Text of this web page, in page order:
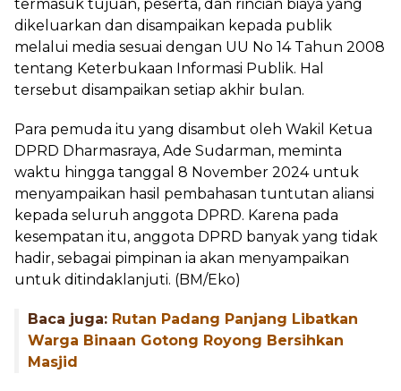
termasuk tujuan, peserta, dan rincian biaya yang
dikeluarkan dan disampaikan kepada publik
melalui media sesuai dengan UU No 14 Tahun 2008
tentang Keterbukaan Informasi Publik. Hal
tersebut disampaikan setiap akhir bulan.
Para pemuda itu yang disambut oleh Wakil Ketua
DPRD Dharmasraya, Ade Sudarman, meminta
waktu hingga tanggal 8 November 2024 untuk
menyampaikan hasil pembahasan tuntutan aliansi
kepada seluruh anggota DPRD. Karena pada
kesempatan itu, anggota DPRD banyak yang tidak
hadir, sebagai pimpinan ia akan menyampaikan
untuk ditindaklanjuti. (BM/Eko)
Baca juga: Rutan Padang Panjang Libatkan
Warga Binaan Gotong Royong Bersihkan
Masjid